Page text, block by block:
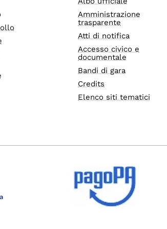
Amministrazione
trasparente
Atti di notifica
Accesso civico e
documentale
Bandi di gara
Credits
Elenco siti tematici